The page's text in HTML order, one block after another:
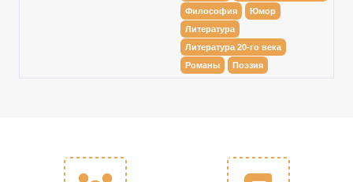
Философия
Юмор
Литература
Литература 20-го века
Романы
Поэзия